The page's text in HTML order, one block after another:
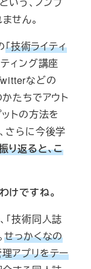
せん。
「技術ライティ
ィング講座
などの
たちでアウト
トの方法を
さらに今後学
り返ると、こ
けですね。
「技術同人誌
せっかくなの
アプリをテー